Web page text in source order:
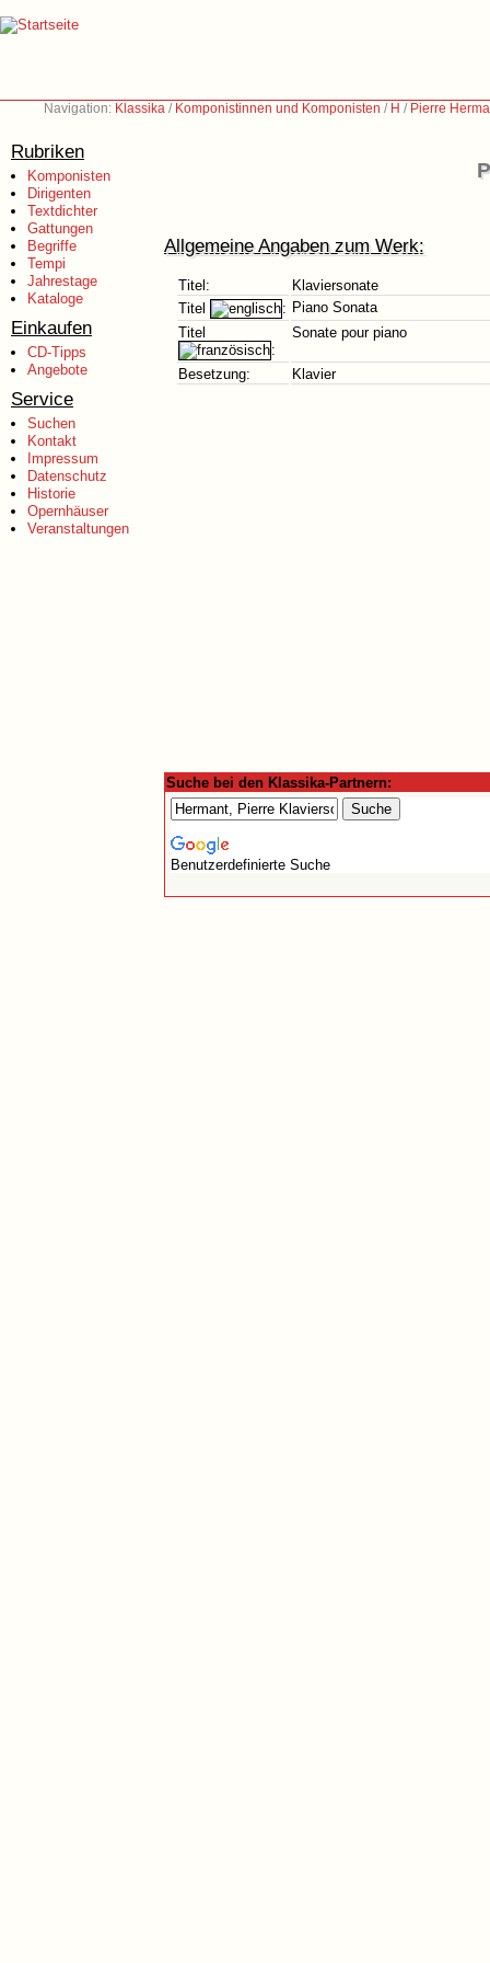
Navigation: Klassika / Komponistinnen und Komponisten / H / Pierre
Rubriken
Komponisten
Dirigenten
Textdichter
Gattungen
Begriffe
Tempi
Jahrestage
Kataloge
Einkaufen
CD-Tipps
Angebote
Service
Suchen
Kontakt
Impressum
Datenschutz
Historie
Opernhäuser
Veranstaltungen
Allgemeine Angaben zum Werk:
Titel:
Klaviersonate
Titel
: Piano Sonata
Titel
:
Sonate pour piano
Besetzung: Klavier
Suche bei den Klassika-Partnern:
Benutzerdefinierte Suche